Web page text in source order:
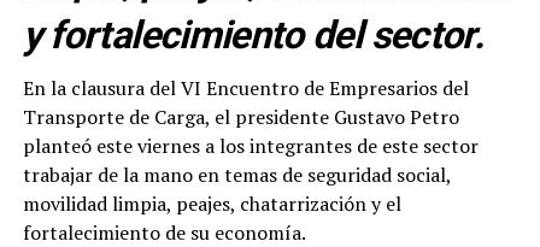
y fortalecimiento del sector.
En la clausura del VI Encuentro de Empresarios del
Transporte de Carga, el presidente Gustavo Petro
planteó este viernes a los integrantes de este sector
trabajar de la mano en temas de seguridad social,
movilidad limpia, peajes, chatarrización y el
fortalecimiento de su economía.